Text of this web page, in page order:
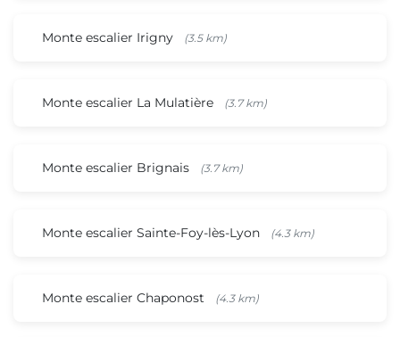
Monte escalier Irigny (3.5 km)
Monte escalier La Mulatière (3.7 km)
Monte escalier Brignais (3.7 km)
Monte escalier Sainte-Foy-lès-Lyon (4.3 km)
Monte escalier Chaponost (4.3 km)